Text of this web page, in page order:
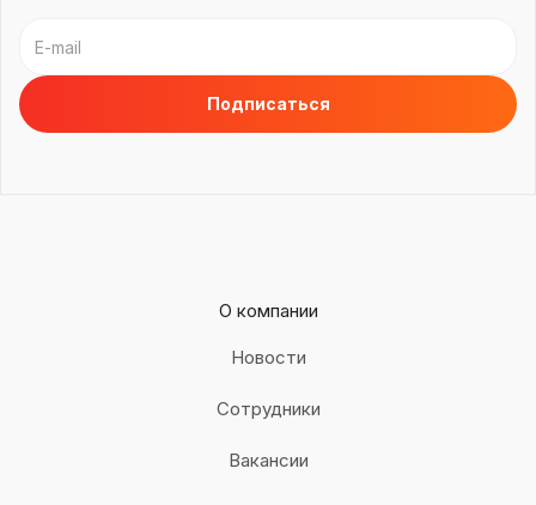
О компании
Новости
Сотрудники
Вакансии